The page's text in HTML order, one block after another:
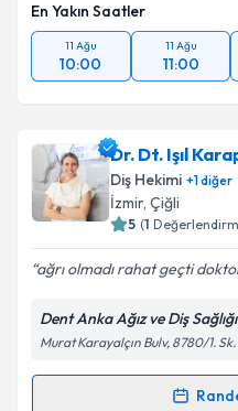
En Yakın Saatler
11 Ağu
10:00
11 Ağu
11:00
Dr. Dt. Işıl
Diş Hekimi +1diğer
İzmir, Çiğli
5 (1
ağrı olmadı rahat geçti
Dent Anka Ağız ve Diş
Murat Karayalçın Bulv, 8780/1.